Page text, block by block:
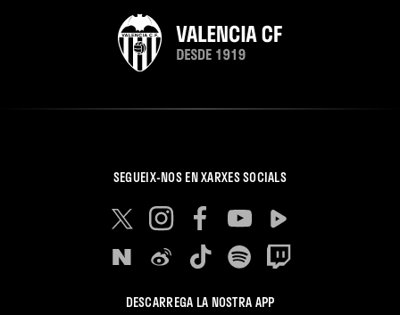
SEGUEIX-NOS EN XARXES SOCIALS
DESCARREGA LA NOSTRA APP